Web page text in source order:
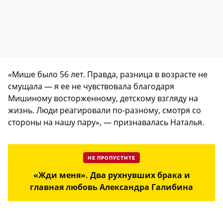
«Мише было 56 лет. Правда, разница в возрасте не
смущала — я ее не чувствовала благодаря
Мишиному восторженному, детскому взгляду на
жизнь. Люди реагировали по-разному, смотря со
стороны на нашу пару», — признавалась Наталья.
НЕ ПРОПУСТИТЕ
«Жди меня». Два рухнувших брака и
главная любовь Александра Галибина